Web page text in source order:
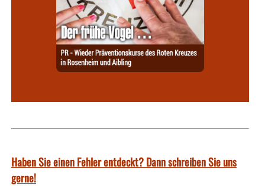
Haben Sie einen Fehler entdeckt? Dann schreiben Sie uns
gerne!